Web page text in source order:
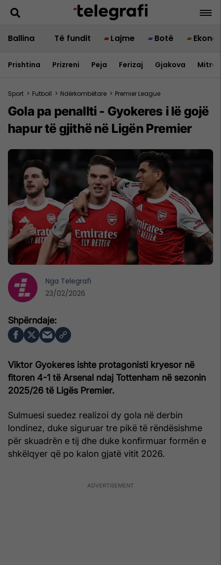
Ballina Të fundit Lajme Botë
Prishtina Prizreni Peja Ferizaj Gjakova
Sport > Futboll > Ndërkombëtare > Premier League
Gola pa penallti - Gyokeres i lë gojë
hapur të gjithë në Ligën Premier
Viktor Gyokeres ishte protagonisti kryesor në
fitoren 4-1 të Arsenal ndaj Tottenham në sezonin
2025/26 të Ligës Premier.
Sulmuesi suedez realizoi dy gola në derbin
londinez, duke siguruar tre pikë të rëndësishme
për skuadrën e tij dhe duke konfirmuar formën e
shkëlqyer që po kalon gjatë vitit 2026.
Nga Telegrafi
23/02/2026